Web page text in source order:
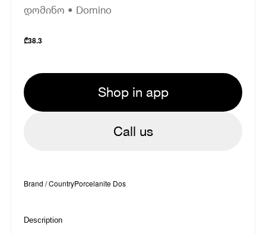
დომინო • Domino
₾38.3
Shop in app
Call us
Brand / CountryPorcelanite Dos
Description